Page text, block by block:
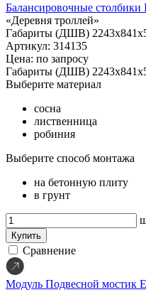
Балансировочные
«Деревня троллей»
Габариты (ДШВ)
Артикул: 314135
Цена: по запросу
Габариты (ДШВ)
Выберите материал
сосна
лиственница
робиния
Выберите способ монтажа
на бетонную плиту
в грунт
Купить
Сравнение
Модуль Подвесной мостик